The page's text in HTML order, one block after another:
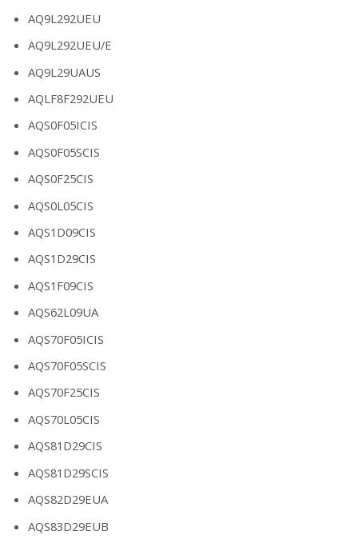
AQ9L292UEU
AQ9L292UEU/E
AQ9L29UAUS
AQLF8F292UEU
AQS0F05ICIS
AQS0F05SCIS
AQS0F25CIS
AQS0L05CIS
AQS1D09CIS
AQS1D29CIS
AQS1F09CIS
AQS62L09UA
AQS70F05ICIS
AQS70F05SCIS
AQS70F25CIS
AQS70L05CIS
AQS81D29CIS
AQS81D29SCIS
AQS82D29EUA
AQS83D29EUB